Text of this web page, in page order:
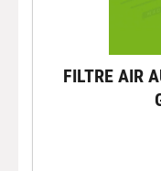
FILTRE AIR